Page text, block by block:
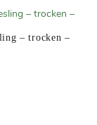
– trocken –